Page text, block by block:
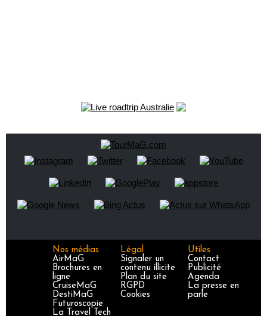
Nos médias
AirMaG
Brochures en
ligne
CruiseMaG
DestiMaG
Futuroscopie
La Travel Tech
Légal
Signaler un
contenu illicite
Plan du site
RGPD
Cookies
Utiles
Contact
Publicité
Agenda
La presse en
parle